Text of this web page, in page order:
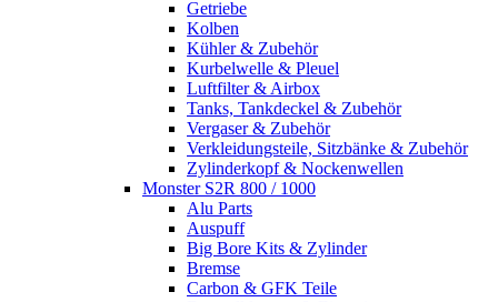
Getriebe
Kolben
Kühler & Zubehör
Kurbelwelle & Pleuel
Luftfilter & Airbox
Tanks, Tankdeckel & Zubehör
Vergaser & Zubehör
Verkleidungsteile, Sitzbänke & Zubehör
Zylinderkopf & Nockenwellen
Monster S2R 800 / 1000
Alu Parts
Auspuff
Big Bore Kits & Zylinder
Bremse
Carbon & GFK Teile